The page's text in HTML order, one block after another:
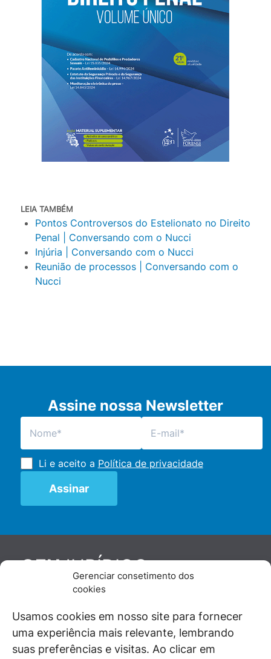
Gerenciar consetimento dos
cookies
Usamos cookies em nosso site para fornecer
uma experiência mais relevante, lembrando
suas preferências e visitas. Ao clicar em
LEIA TAMBÉM
Pontos Controversos do Estelionato no Direito
Penal | Conversando com o Nucci
Injúria | Conversando com o Nucci
Reunião de processos | Conversando com o
Nucci
Assine nossa Newsletter
Li e aceito a Política de privacidade
GENJURÍDICO
De maneira independente, os autores e
juristas e doutrinadores nacionais, se posicionam
diante de questões relevantes do cotidiano e
universo jurídico.